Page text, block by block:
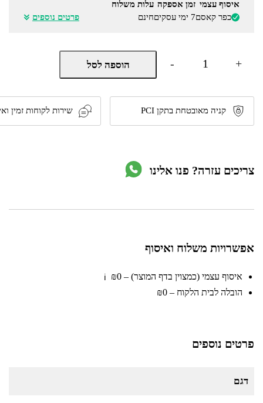
איסוף עצמי
כפר קאסם
זמן אספקה
7 ימי עסקים
עלות משלוח
חינם
פרטים נוספים
-
כמות
סט
של
מברגת
אימפקט,
גוף
V18,
מטען
+ הוספה לסל
קניה מאובטחת בתקן PCI שירות לקוחות זמין
צריכים עזרה? פנו אלינו
אפשרויות משלוח ואיסוף
איסוף עצמי (כמצוין בדף המוצר) – ₪0 ℹ️
הובלה לבית הלקוח – ₪0
פרטים נוספים
דגם